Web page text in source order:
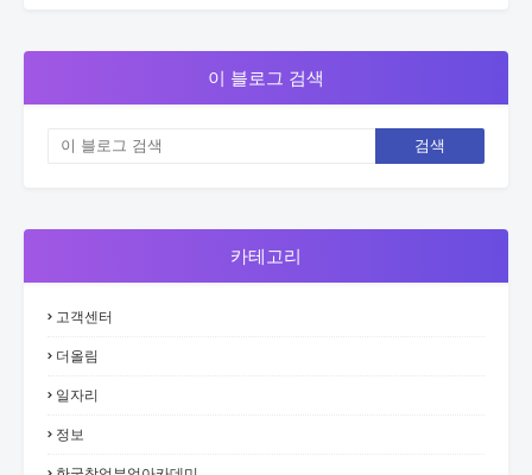
이 블로그 검색
카테고리
고객센터
더올림
일자리
정보